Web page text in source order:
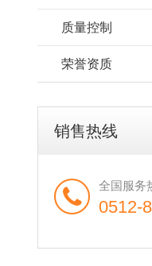
质量控制
荣誉资质
销售热线
全国服务
0512-